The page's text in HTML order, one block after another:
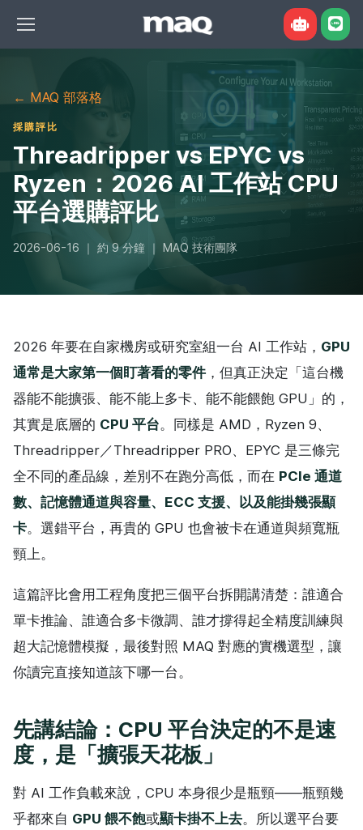
← MAQ 部落格
採購評比
Threadripper vs EPYC vs
Ryzen：2026 AI 工作站 CPU
平台選購評比
2026-06-16 ｜ 約 9 分鐘 ｜ MAQ 技術團隊
2026 年要在自家機房或研究室組一台 AI 工作站， GPU
通常是大家第一個盯著看的零件 ，但真正決定「這台機
器能不能擴張、能不能上多卡、能不能餵飽 GPU」的，
其實是底層的 CPU 平台。同樣是 AMD，Ryzen 9、
Threadripper／Threadripper PRO、EPYC 是三條完
全不同的產品線，差別不在跑分高低，而在 PCIe 通道
數、記憶體通道與容量、ECC 支援、以及能掛幾張顯
卡。選錯平台，再貴的 GPU 也會被卡在通道與頻寬瓶
頸上。
這篇評比會用工程角度把三個平台拆開講清楚：誰適合
單卡推論、誰適合多卡微調、誰才撐得起全精度訓練與
超大記憶體模擬，最後對照 MAQ 對應的實機選型，讓
你讀完直接知道該下哪一台。
先講結論：CPU 平台決定的不是速
度，是「擴張天花板」
對 AI 工作負載來說，CPU 本身很少是瓶頸——瓶頸幾
乎都來自 GPU 餵不飽或顯卡掛不上去。所以選平台要
您好，我是 MAQ 組機諮詢小助手。告訴我用
途、預算或想跑的模型，我幫您對照現售機型與
現價。也可以直接點下面的例子問我。